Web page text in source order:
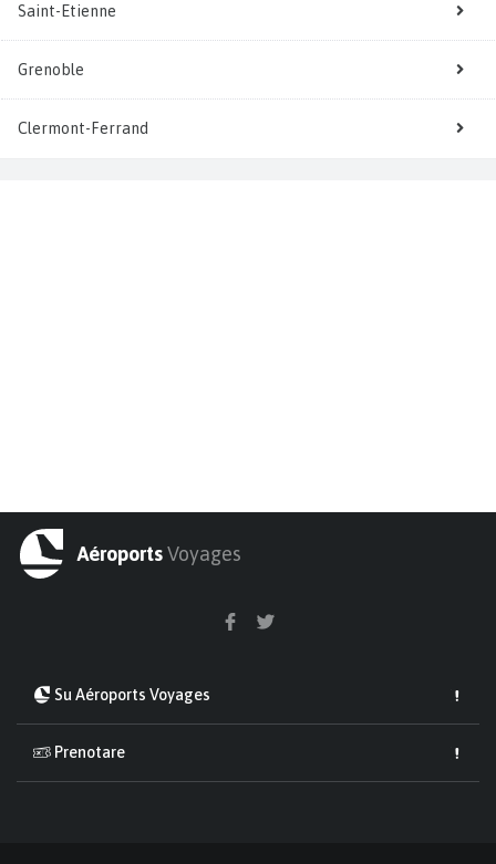
Saint-Etienne
Grenoble
Clermont-Ferrand
AéroportsVoyages
Su Aéroports Voyages
Prenotare